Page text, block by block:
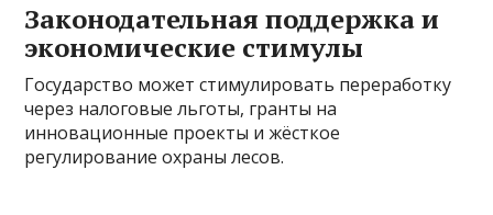
Законодательная поддержка и
экономические стимулы
Государство может стимулировать переработку
через налоговые льготы, гранты на
инновационные проекты и жёсткое
регулирование охраны лесов.